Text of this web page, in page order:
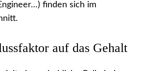
finden sich im
auf das Gehalt